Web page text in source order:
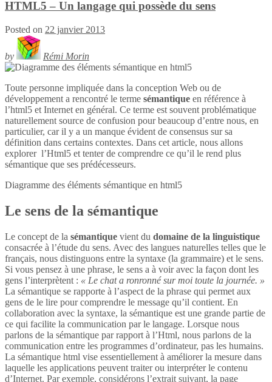
HTML5 – Un langage qui possède du sens
Posted on 22 janvier 2013
by Rémi Morin
Toute personne impliquée dans la conception Web ou de
développement a rencontré le terme sémantique en référence à
l’html5 et Internet en général. Ce terme est souvent problématique
naturellement source de confusion pour beaucoup d’entre nous, en
particulier, car il y a un manque évident de consensus sur sa
définition dans certains contextes. Dans cet article, nous allons
explorer l’Html5 et tenter de comprendre ce qu’il le rend plus
sémantique que ses prédécesseurs.
Diagramme des éléments sémantique en html5
Le sens de la sémantique
Le concept de la sémantique vient du domaine de la linguistique
consacrée à l’étude du sens. Avec des langues naturelles telles que le
français, nous distinguons entre la syntaxe (la grammaire) et le sens.
Si vous pensez à une phrase, le sens a à voir avec la façon dont les
gens l’interprètent : « Le chat a ronronné sur moi toute la journée. »
La sémantique se rapporte à l’aspect de la phrase qui permet aux
gens de le lire pour comprendre le message qu’il contient. En
collaboration avec la syntaxe, la sémantique est une grande partie de
ce qui facilite la communication par le langage. Lorsque nous
parlons de la sémantique par rapport à l’Html, nous parlons de la
communication entre les programmes d’ordinateur, pas les humains.
La sémantique html vise essentiellement à améliorer la mesure dans
laquelle les applications peuvent traiter ou interpréter le contenu
d’Internet. Par exemple, considérons l’extrait suivant, la page